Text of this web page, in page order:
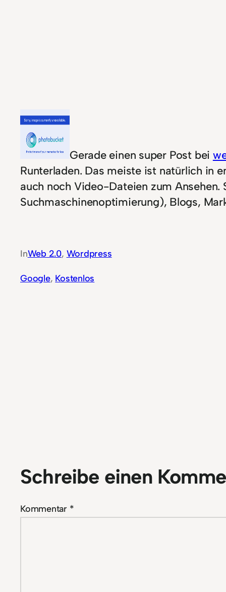
Gerade einen super Post bei
Runterladen. Das meiste ist natürlich in
auch noch Video-Dateien zum
Suchmaschinenoptimierung), Blogs,
InWeb 2.0, Wordpress
Google, Kostenlos
Schreibe einen
Kommentar *